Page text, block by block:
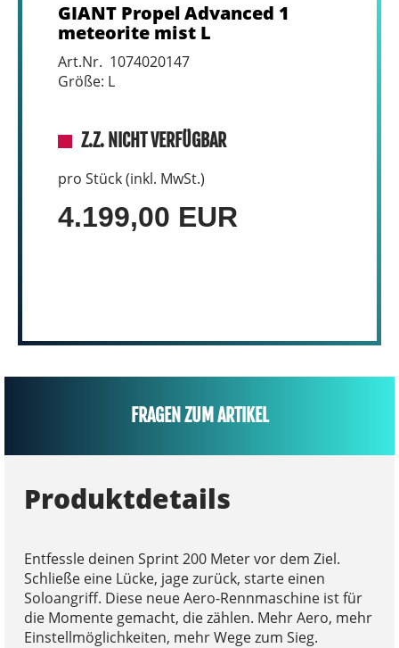
GIANT Propel Advanced 1
meteorite mist L
Art.Nr. 1074020147
Größe: L
Z.Z. NICHT VERFÜGBAR
pro Stück (inkl. MwSt.)
4.199,00 EUR
FRAGEN ZUM ARTIKEL
Produktdetails
Entfessle deinen Sprint 200 Meter vor dem Ziel.
Schließe eine Lücke, jage zurück, starte einen
Soloangriff. Diese neue Aero-Rennmaschine ist für
die Momente gemacht, die zählen. Mehr Aero, mehr
Einstellmöglichkeiten, mehr Wege zum Sieg.